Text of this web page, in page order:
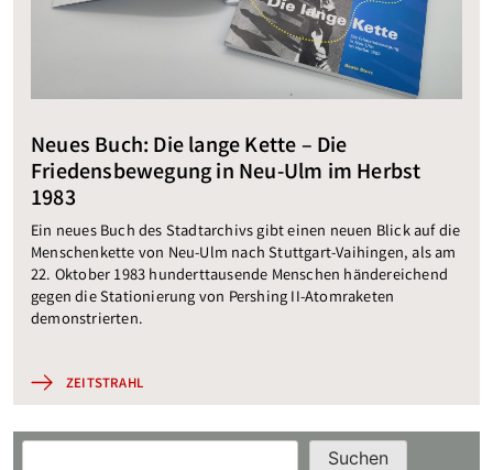
Neues Buch: Die lange Kette – Die
Friedensbewegung in Neu-Ulm im Herbst
1983
Ein neues Buch des Stadtarchivs gibt einen neuen Blick auf die
Menschenkette von Neu-Ulm nach Stuttgart-Vaihingen, als am
22. Oktober 1983 hunderttausende Menschen händereichend
gegen die Stationierung von Pershing II-Atomraketen
demonstrierten.
ZEITSTRAHL
Suchen Suchen